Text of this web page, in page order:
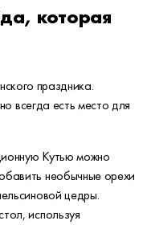
которая
праздника.
всегда есть место для
Кутью можно
необычные орехи
цедры.
используя